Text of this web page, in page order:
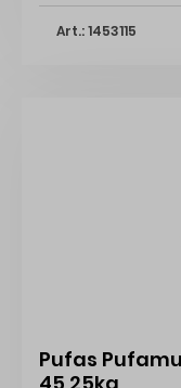
Art.: 1453115
Pufas